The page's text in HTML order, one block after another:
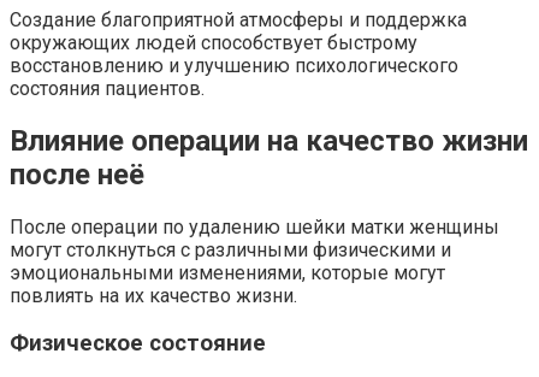
Создание благоприятной атмосферы и поддержка
окружающих людей способствует быстрому
восстановлению и улучшению психологического
состояния пациентов.
Влияние операции на качество жизни
после неё
После операции по удалению шейки матки женщины
могут столкнуться с различными физическими и
эмоциональными изменениями, которые могут
повлиять на их качество жизни.
Физическое состояние